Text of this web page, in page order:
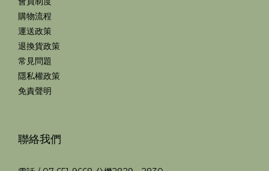
購物流程
運送政策
退換貨政策
常見問題
隱私權政策
免責聲明
聯絡我們